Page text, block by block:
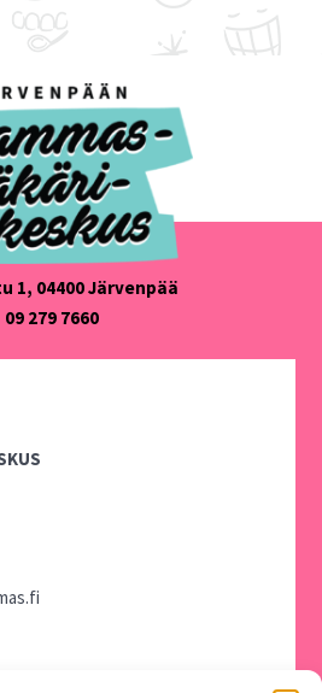
1, 04400 Järvenpää
09 279 7660